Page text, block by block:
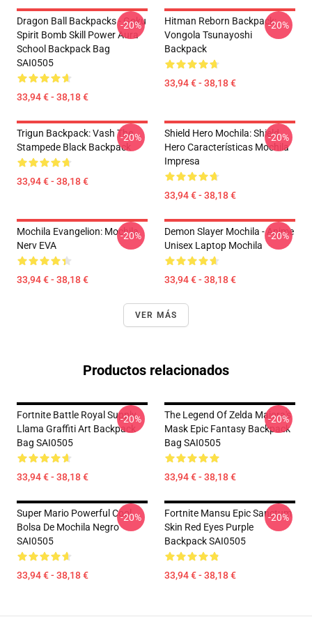
Dragon Ball Backpacks - Goku
Spirit Bomb Skill Power Aura
School Backpack Bag
SAI0505
33,94 € - 38,18 €
-20%
Hitman Reborn Backpack:
Vongola Tsunayoshi
Backpack
33,94 € - 38,18 €
-20%
Trigun Backpack: Vash The
Stampede Black Backpack
33,94 € - 38,18 €
-20%
Shield Hero Mochila: Shield
Hero Características Mochila
Impresa
33,94 € - 38,18 €
-20%
Mochila Evangelion: Mochila
Nerv EVA
33,94 € - 38,18 €
-20%
Demon Slayer Mochila - Anime
Unisex Laptop Mochila
33,94 € - 38,18 €
-20%
VER MÁS
Productos relacionados
Fortnite Battle Royal Supply
Llama Graffiti Art Backpack
Bag SAI0505
33,94 € - 38,18 €
-20%
The Legend Of Zelda Majora's
Mask Epic Fantasy Backpack
Bag SAI0505
33,94 € - 38,18 €
-20%
Super Mario Powerful Cool
Bolsa De Mochila Negro
SAI0505
33,94 € - 38,18 €
-20%
Fortnite Mansu Epic Sanctum
Skin Red Eyes Purple
Backpack SAI0505
33,94 € - 38,18 €
-20%